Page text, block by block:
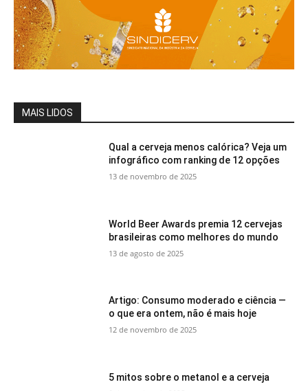
MAIS LIDOS
Qual a cerveja menos calórica? Veja um
infográfico com ranking de 12 opções
13 de novembro de 2025
World Beer Awards premia 12 cervejas
brasileiras como melhores do mundo
13 de agosto de 2025
Artigo: Consumo moderado e ciência —
o que era ontem, não é mais hoje
12 de novembro de 2025
5 mitos sobre o metanol e a cerveja